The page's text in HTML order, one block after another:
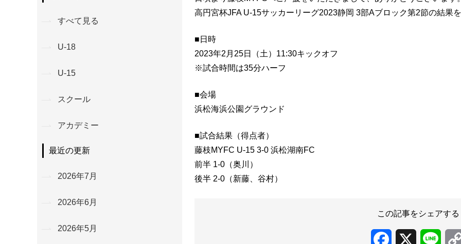
高円宮杯JFA U-15サッカーリーグ2023静岡 3部Aブロック第2節の結果を
■日時
2023年2月25日（土）11:30キックオフ
※試合時間は35分ハーフ
■会場
浜松海浜公園グラウンド
■試合結果（得点者）
藤枝MYFC U-15 3-0 浜松湖南FC
前半 1-0（奥川）
後半 2-0（新藤、谷村）
この記事をシェアする
Facebook Line
すべて見る
U-18
U-15
スクール
アカデミー
最近の更新
2026年7月
2026年6月
2026年5月